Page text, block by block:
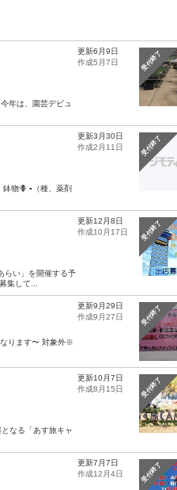
受付終了
年は、園芸デビュ
更新6月9日
作成5月7日
受付終了
物🪻 ▪️（種、薬剤
更新3月30日
作成2月11日
受付終了
らい」を開催する予
集して...
更新12月8日
作成10月17日
受付終了
ります〜 対象外※
更新9月29日
作成9月27日
受付終了
なる「あす旅キャ
更新10月7日
作成8月15日
受付終了
更新7月7日
作成12月4日